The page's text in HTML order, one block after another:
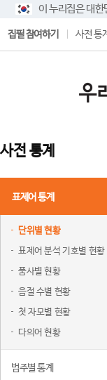
이 누리집은 대
집필 참여하기 사전 통계
사전 통계
표제어 통계
단위별 현황
표제어 분석 기호별 현황
품사별 현황
음절 수별 현황
첫 자모별 현황
다의어 현황
범주별 통계